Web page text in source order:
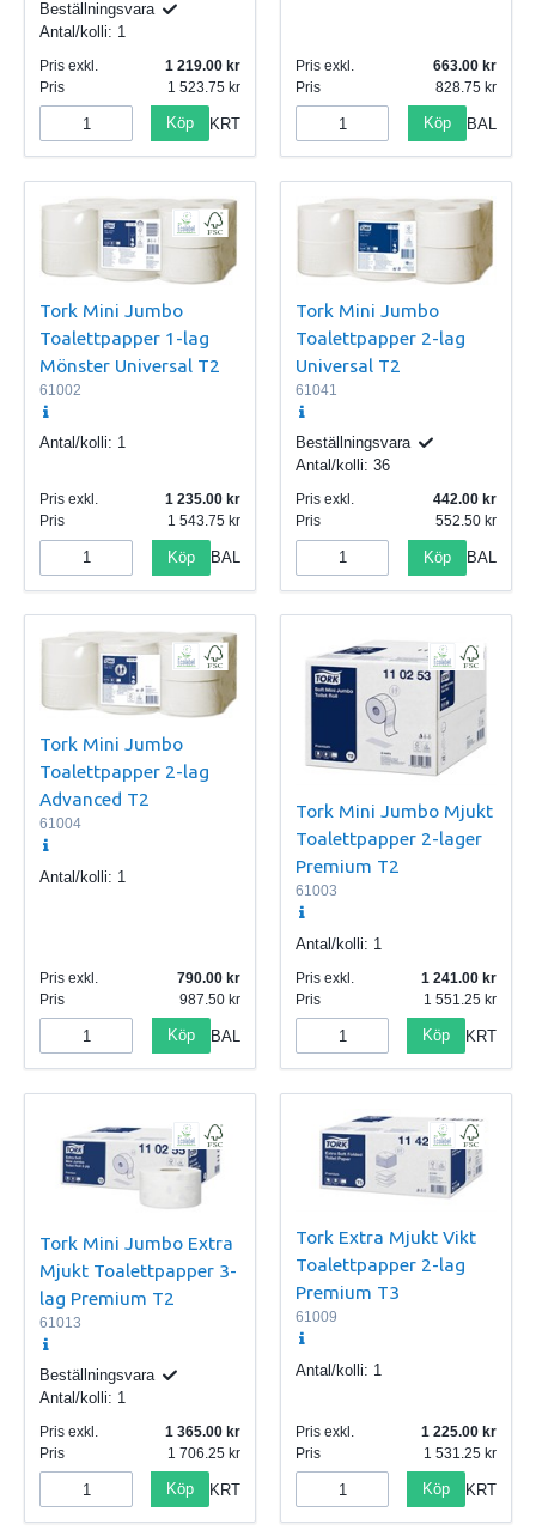
Beställningsvara
Antal/kolli: 1
Pris exkl.
1 219.00
Pris
1 523.75
Köp KRT
Pris exkl.
663.00
Pris
828.75
Köp BAL
Tork Mini Jumbo
Toalettpapper 1-lag
Mönster Universal T2
61002
Antal/kolli: 1
Pris exkl.
1 235.00
Pris
1 543.75
Köp BAL
Tork Mini Jumbo
Toalettpapper 2-lag
Universal T2
61041
Beställningsvara
Antal/kolli: 36
Pris exkl.
442.00
Pris
552.50
Köp BAL
Tork Mini Jumbo
Toalettpapper 2-lag
Advanced T2
61004
Antal/kolli: 1
Pris exkl.
790.00
Pris
987.50
Köp BAL
Tork Mini Jumbo Mjukt
Toalettpapper 2-lager
Premium T2
61003
Antal/kolli: 1
Pris exkl.
1 241.00
Pris
1 551.25
Köp KRT
Tork Mini Jumbo Extra
Mjukt Toalettpapper 3-
lag Premium T2
61013
Beställningsvara
Antal/kolli: 1
Pris exkl.
1 365.00
Pris
1 706.25
Köp KRT
Tork Extra Mjukt Vikt
Toalettpapper 2-lag
Premium T3
61009
Antal/kolli: 1
Pris exkl.
1 225.00
Pris
1 531.25
Köp KRT